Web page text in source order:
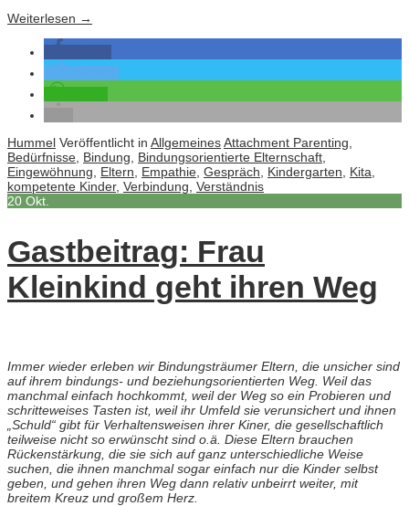
Weiterlesen →
Hummel Veröffentlicht in AllgemeinesAttachment Parenting
Bedürfnisse Bindung Bindungsorientierte Elternschaft
Eingewöhnung
Eltern Empathie Gespräch Kindergarten Kita
kompetente Kinder, Verbindung Verständnis
20 Okt.
Gastbeitrag: Frau
Kleinkind geht ihren Weg
Immer wieder erleben wir Bindungsträumer Eltern, die unsicher sind
auf ihrem bindungs- und beziehungsorientierten Weg. Weil das
manchmal einfach hochkommt, weil der Weg so ein Probieren und
schritteweises Tasten ist, weil ihr Umfeld sie verunsichert und ihnen
„Schuld“ gibt für Verhaltensweisen ihrer Kiner, die gesellschaftlich
teilweise nicht so erwünscht sind o.ä. Diese Eltern brauchen
Rückenstärkung, die sie sich auf ganz unterschiedliche Weise
suchen, die ihnen manchmal sogar einfach nur die Kinder selbst
geben, und gehen ihren Weg dann relativ unbeirrt weiter, mit
breitem Kreuz und großem Herz.